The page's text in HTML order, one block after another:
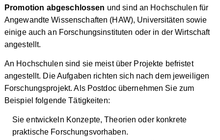
Promotion abgeschlossen und sind an Hochschulen für
Angewandte Wissenschaften (HAW), Universitäten sowie
einige auch an Forschungsinstituten oder in der Wirtschaft
angestellt.
An Hochschulen sind sie meist über Projekte befristet
angestellt. Die Aufgaben richten sich nach dem jeweiligen
Forschungsprojekt. Als Postdoc übernehmen Sie zum
Beispiel folgende Tätigkeiten:
Sie entwickeln Konzepte, Theorien oder konkrete
praktische Forschungsvorhaben.